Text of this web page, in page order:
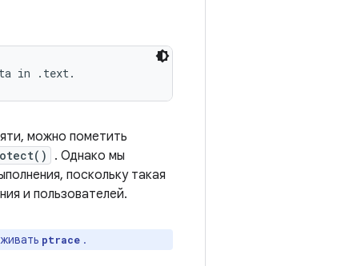
можно пометить
. Однако мы
поскольку такая
и пользователей.
ptrace .